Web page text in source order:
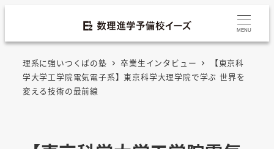
MENU
理系に強いつくばの塾 卒業生インタビュー
【東京科
学大学工学院電気電子系】東京科学大理学院で学ぶ 世界を
変える技術の最前線